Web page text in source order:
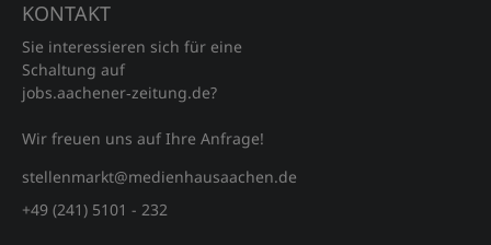
KONTAKT
Sie interessieren sich für eine
Schaltung auf
jobs.aachener‑zeitung.de?
Wir freuen uns auf Ihre Anfrage!
stellenmarkt@medienhausaachen.de
+49 (241) 5101 - 232